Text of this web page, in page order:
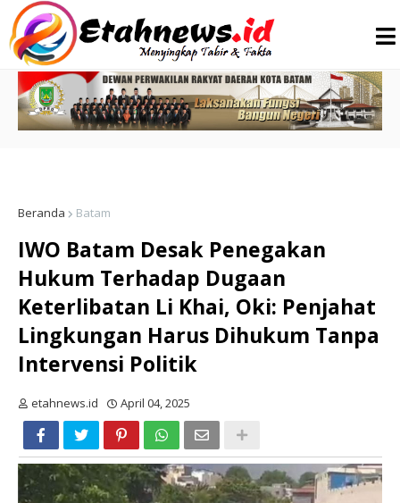
Beranda Batam
IWO Batam Desak Penegakan
Hukum Terhadap Dugaan
Keterlibatan Li Khai, Oki: Penjahat
Lingkungan Harus Dihukum Tanpa
Intervensi Politik
etahnews.id April 04, 2025